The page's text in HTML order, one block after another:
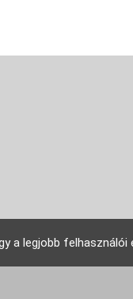
a legjobb felhasználói